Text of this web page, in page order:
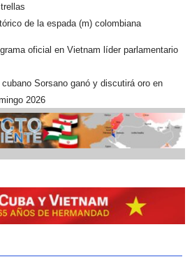
de la espada (m) colombiana
oficial en Vietnam líder parlamentario
cubano Sorsano ganó y discutirá oro en
2026